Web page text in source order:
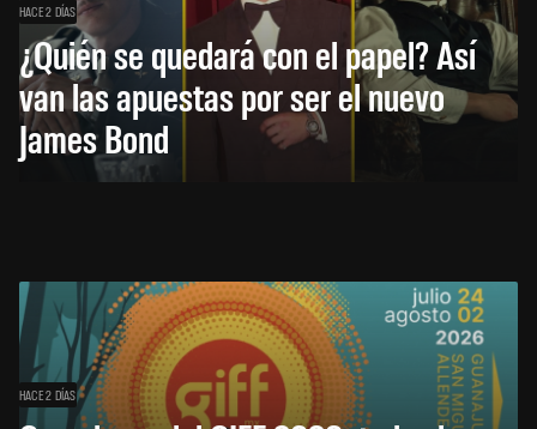
HACE 2 DÍAS
¿Quién se quedará con el papel? Así
van las apuestas por ser el nuevo
James Bond
HACE 2 DÍAS